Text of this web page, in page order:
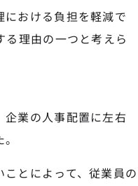
おける負担を軽減で
る理由の一つと考えら
業の人事配置に左右
とによって、従業員の